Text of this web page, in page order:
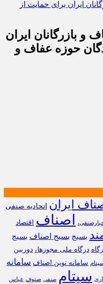
و بازرگانان ایران
حوزه عفاف و
ایران اتحادیه صنفی
اصناف
اقتصاد
بسیج بسیج اصناف بسیج
درگاه ملی مجوزها، دوربین
سامانه نوین اصناف سامانه
سپتام صنفی صنوف عباس